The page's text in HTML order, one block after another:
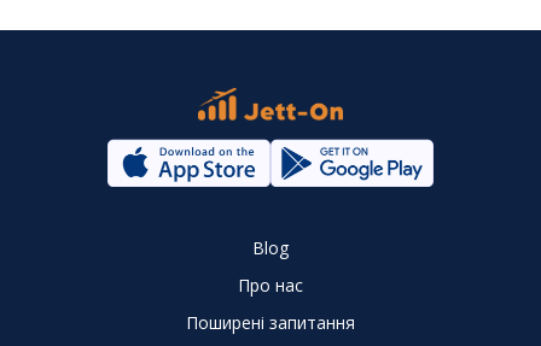
Blog
Про нас
Поширені запитання